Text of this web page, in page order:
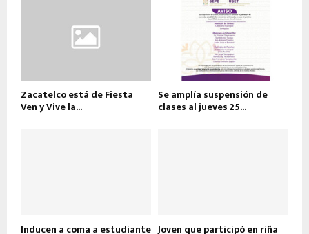
Zacatelco está de Fiesta
Ven y Vive la...
Se amplía suspensión de
clases al jueves 25...
Inducen a coma a estudiante Joven que participó en riña